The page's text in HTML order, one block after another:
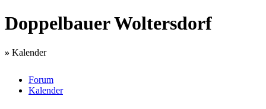
Doppelbauer Woltersdorf
» Kalender
Forum
Kalender